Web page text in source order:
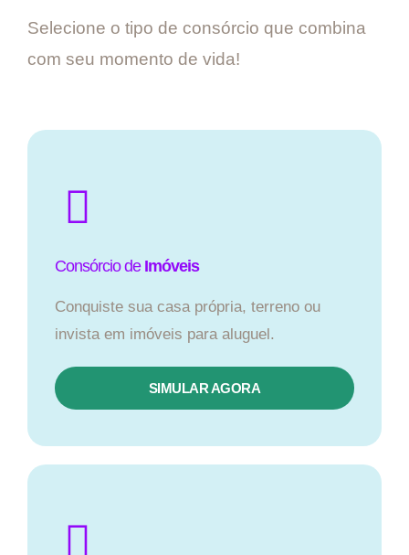
Selecione o tipo de consórcio que combina
com seu momento de vida!
Consórcio de Imóveis
Conquiste sua casa própria, terreno ou
invista em imóveis para aluguel.
SIMULAR AGORA​